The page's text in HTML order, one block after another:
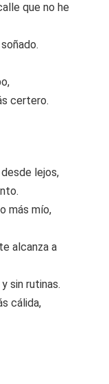
que no he
certero.
lejos,
más mío,
alcanza a
sin rutinas.
cálida,